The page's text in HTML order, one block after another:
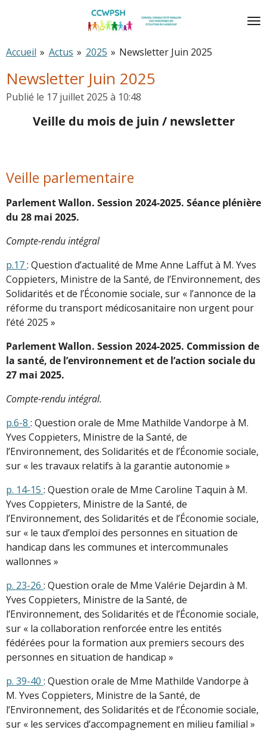
principal
Accueil » Actus » 2025 » Newsletter Juin 2025
Newsletter Juin 2025
Publié le 17 juillet 2025 à 10:48
Veille du mois de juin / newsletter
Veille parlementaire
Parlement Wallon. Session 2024-2025. Séance plénière
du 28 mai 2025.
Compte-rendu intégral
p.17: Question d’actualité de Mme Anne Laffut à M. Yves
Coppieters, Ministre de la Santé, de l’Environnement, des
Solidarités et de l’Économie sociale, sur « l’annonce de la
réforme du transport médicosanitaire non urgent pour
l’été 2025 »
Parlement Wallon. Session 2024-2025. Commission de
la santé, de l’environnement et de l’action sociale du
27 mai 2025.
Compte-rendu intégral.
p.6-8 : Question orale de Mme Mathilde Vandorpe à M.
Yves Coppieters, Ministre de la Santé, de
l’Environnement, des Solidarités et de l’Économie sociale,
sur « les travaux relatifs à la garantie autonomie »
p. 14-15 : Question orale de Mme Caroline Taquin à M.
Yves Coppieters, Ministre de la Santé, de
l’Environnement, des Solidarités et de l’Économie sociale,
sur « le taux d’emploi des personnes en situation de
handicap dans les communes et intercommunales
wallonnes »
p. 23-26 : Question orale de Mme Valérie Dejardin à M.
Yves Coppieters, Ministre de la Santé, de
l’Environnement, des Solidarités et de l’Économie sociale,
sur « la collaboration renforcée entre les entités
fédérées pour la formation aux premiers secours des
personnes en situation de handicap »
p. 39-40 : Question orale de Mme Mathilde Vandorpe à
M. Yves Coppieters, Ministre de la Santé, de
l’Environnement, des Solidarités et de l’Économie sociale,
sur « les services d’accompagnement en milieu familial »